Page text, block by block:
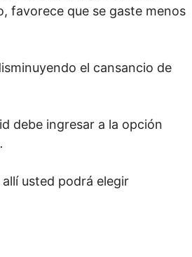
favorece que se gaste menos
el cansancio de
debe ingresar a la opción
allí usted podrá elegir